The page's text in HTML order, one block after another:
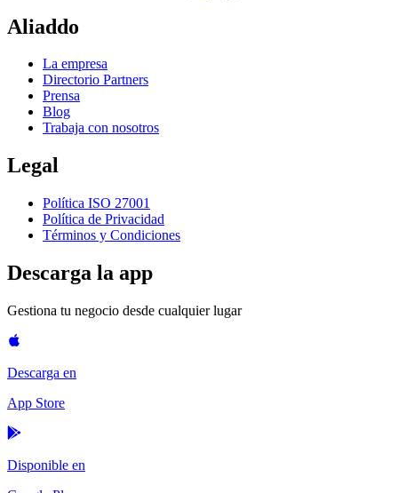
Aliaddo
La empresa
Directorio Partners
Prensa
Blog
Trabaja con nosotros
Legal
Política ISO 27001
Política de Privacidad
Términos y Condiciones
Descarga la app
Gestiona tu negocio desde cualquier lugar
Descarga en
App Store
Disponible en